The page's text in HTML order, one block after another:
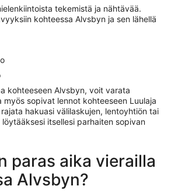
tekemistä ja nähtävää.
kohteessa Alvsbyn ja sen lähellä
kohteeseen Alvsbyn, voit varata
sopivat lennot kohteeseen Luulaja
hakuasi välilaskujen, lentoyhtiön tai
löytääksesi itsellesi parhaiten sopivan
paras aika vierailla
Alvsbyn?